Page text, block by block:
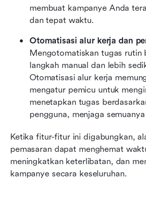
membuat kampanye Anda
dan tepat waktu.
Mengotomatiskan tugas rutin
langkah manual dan lebih
Otomatisasi alur kerja
mengatur pemicu untuk
menetapkan tugas
pengguna, menjaga
Ketika fitur-fitur ini digabungkan,
pemasaran dapat menghemat
meningkatkan keterlibatan, dan
kampanye secara keseluruhan.